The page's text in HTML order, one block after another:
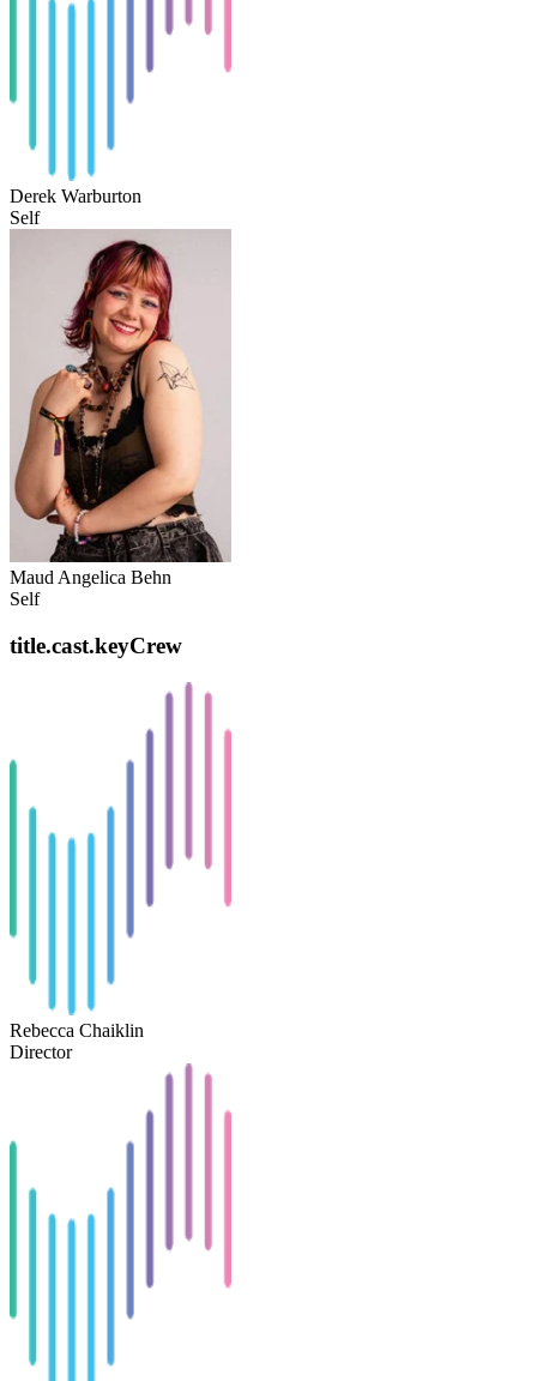
Derek Warburton
Self
Maud Angelica Behn
Self
title.cast.keyCrew
Rebecca Chaiklin
Director